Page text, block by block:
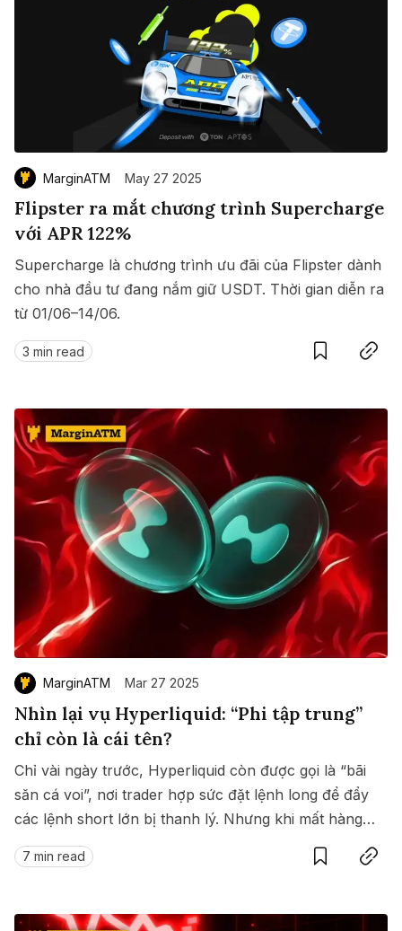
MarginATM May 27 2025
Flipster ra mắt chương trình Supercharge
với APR 122%
Supercharge là chương trình ưu đãi của Flipster dành
cho nhà đầu tư đang nắm giữ USDT. Thời gian diễn ra
từ 01/06–14/06.
3 min read
MarginATM Mar 27 2025
Nhìn lại vụ Hyperliquid: “Phi tập trung”
chỉ còn là cái tên?
Chỉ vài ngày trước, Hyperliquid còn được gọi là “bãi
săn cá voi”, nơi trader hợp sức đặt lệnh long để đẩy
các lệnh short lớn bị thanh lý. Nhưng khi mất hàng
chục triệu USD, “bãi săn” này không thể ngồi yên
nữa.
7 min read
SaveCopy link